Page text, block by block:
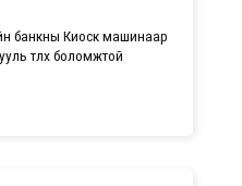
банкны Киоск машинаар
төлөх боломжтой